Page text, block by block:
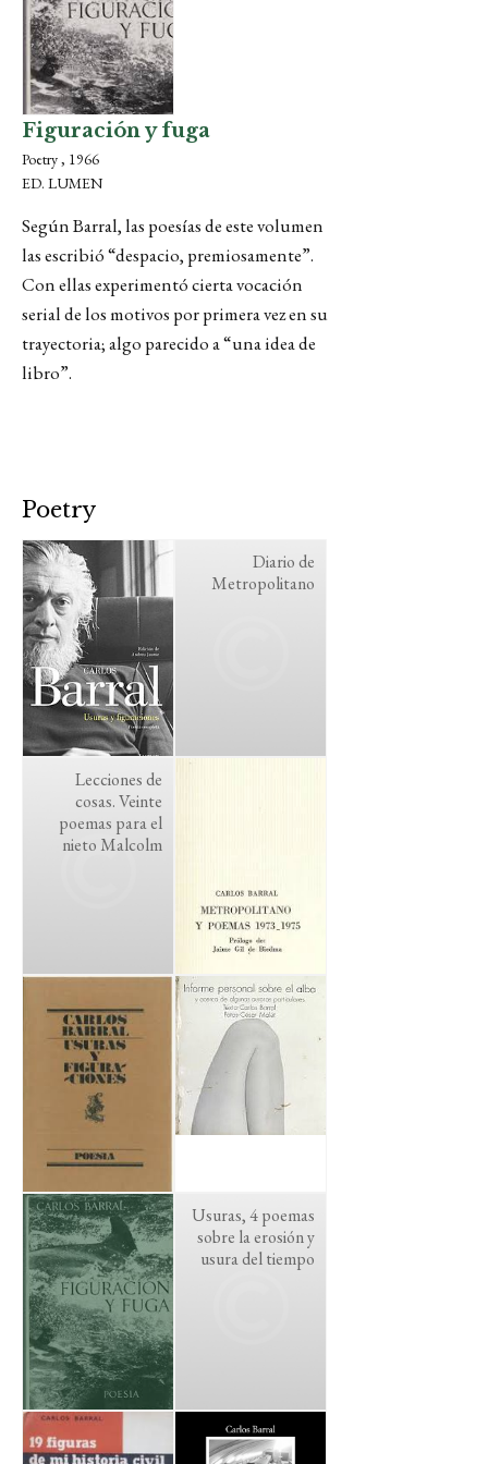
Figuración y fuga
Poetry , 1966
ED. LUMEN
Según Barral, las poesías de este volumen
las escribió “despacio, premiosamente”.
Con ellas experimentó cierta vocación
serial de los motivos por primera vez en su
trayectoria; algo parecido a “una idea de
libro”.
Poetry
Diario de
Metropolitano
Lecciones de
cosas. Veinte
poemas para el
nieto Malcolm
Usuras, 4 poemas
sobre la erosión y
usura del tiempo